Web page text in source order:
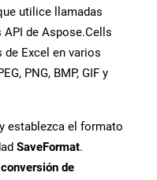
utilice llamadas
API de Aspose.Cells
Excel en varios
PNG, BMP, GIF y
y establezca el formato
SaveFormat.
de